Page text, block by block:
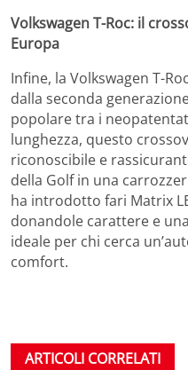
Volkswagen T-Roc: il
Europa
Infine, la Volkswagen T-
dalla seconda
popolare tra i
lunghezza, questo
riconoscibile e
della Golf in una
ha introdotto fari Matrix
donandole carattere e
ideale per chi cerca
comfort.
ARTICOLI CORRELATI